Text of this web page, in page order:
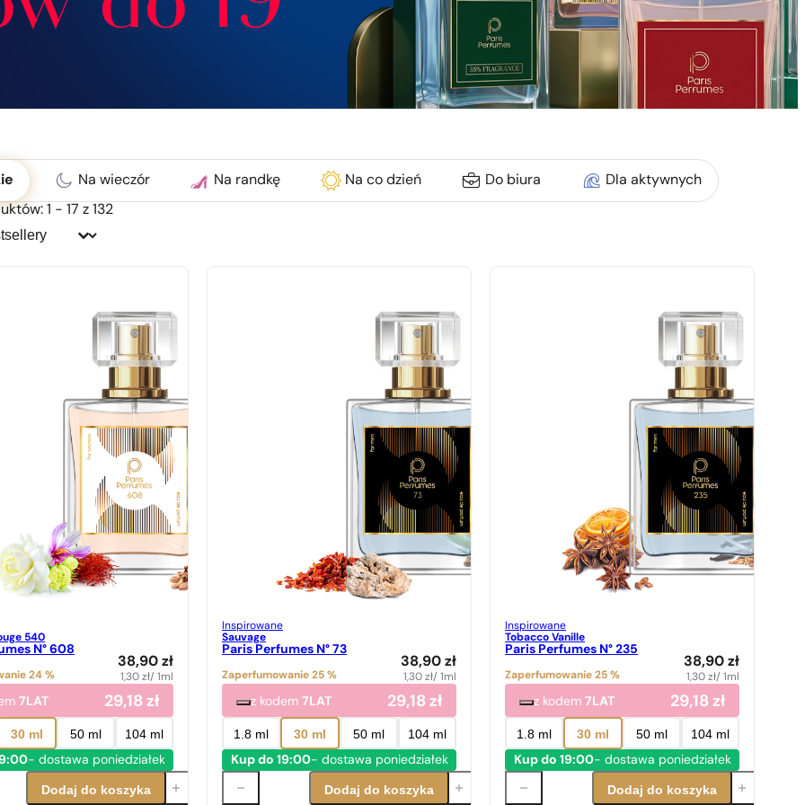
Na wieczór Na randkę Na co dzień Do biura Dla aktywnych
1 - 17 z 132
540
N° 608
24 %
38,90 zł
1,30 zł/ 1ml
7LAT 29,18 zł
30 ml 50 ml 104 ml
- dostawa poniedziałek
Dodaj do koszyka
Inspirowane
Sauvage
Paris Perfumes N° 73
Zaperfumowanie 25 %
38,90 zł
1,30 zł/ 1ml
z kodem 7LAT 29,18 zł
1.8 ml 30 ml 50 ml 104 ml
Kup do 19:00- dostawa poniedziałek
Dodaj do koszyka
Inspirowane
Tobacco Vanille
Paris Perfumes N° 235
Zaperfumowanie 25 %
38,90 zł
1,30 zł/ 1ml
z kodem 7LAT 29,18 zł
1.8 ml 30 ml 50 ml 104 ml
Kup do 19:00- dostawa poniedziałek
Dodaj do koszyka